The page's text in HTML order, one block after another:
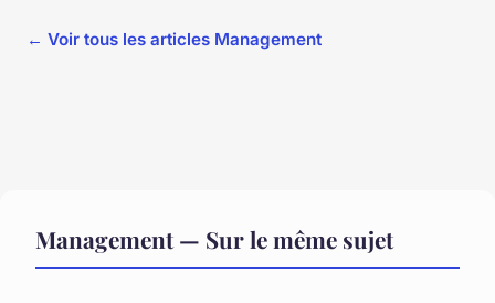
← Voir tous les articles Management
Management — Sur le même sujet